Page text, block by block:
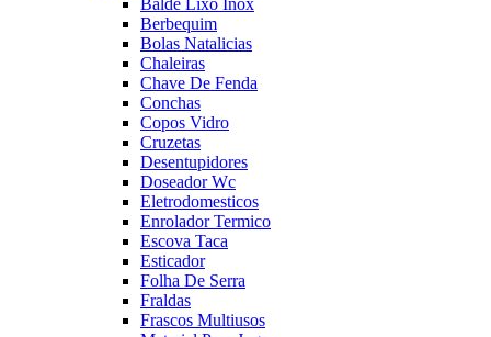
Balde Lixo Inox
Berbequim
Bolas Natalicias
Chaleiras
Chave De Fenda
Conchas
Copos Vidro
Cruzetas
Desentupidores
Doseador Wc
Eletrodomesticos
Enrolador Termico
Escova Taca
Esticador
Folha De Serra
Fraldas
Frascos Multiusos